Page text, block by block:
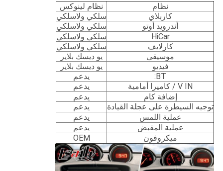
نظام
نظام لينوكس
كاربلاي
سلكي ولاسلكي
أندرويد أوتو
سلكي ولاسلكي
HiCar
سلكي ولاسلكي
كارلايف
سلكي ولاسلكي
موسيقى
يو ديسك بلاير
فيديو
يو ديسك بلاير
BT:
يدعم
V IN / كاميرا أمامية
يدعم
إضافة كام
يدعم
توجيه السيطرة على عجلة القيادة
يدعم
عملية اللمس
يدعم
عملية المقبض
يدعم
ميكروفون
OEM